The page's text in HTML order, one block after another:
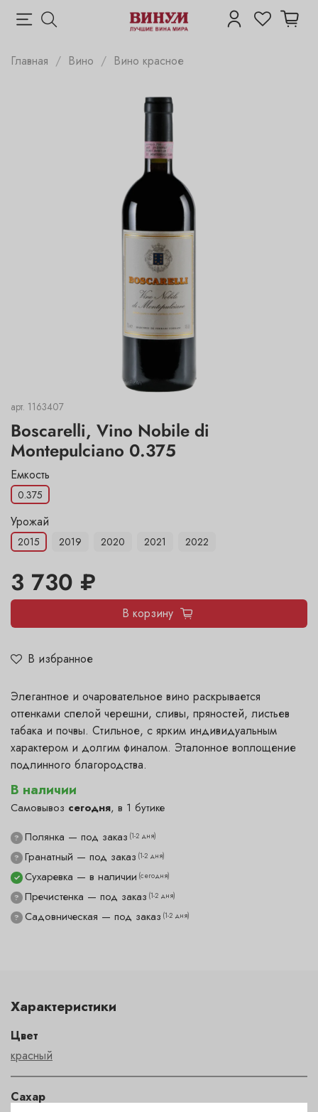
Главная Вино Вино красное
арт. 1163407
Boscarelli, Vino Nobile di
Montepulciano 0.375
В избранное
Емкость
0.375
Урожай
2015 2019 2020 2021 2022
3 730 ₽
В корзину
В наличии
Самовывоз сегодня, в 1 бутике
? Гранатный — под заказ (1-2 дня)
? Полянка — под заказ (1-2 дня)
? Пречистенка — под заказ (1-2 дня)
? Садовническая — под заказ (1-2 дня)
✓ Сухаревка — в наличии (сегодня)
Элегантное и очаровательное вино раскрывается
оттенками спелой черешни, сливы, пряностей, листьев
табака и почвы. Стильное, с ярким индивидуальным
характером и долгим финалом. Эталонное воплощение
подлинного благородства.
Характеристики
Цвет
красный
Сахар